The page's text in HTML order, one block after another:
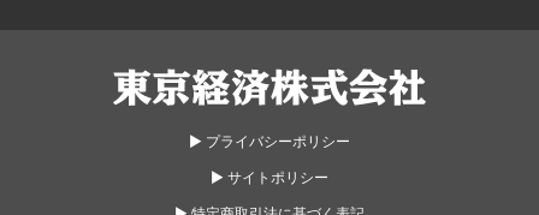
▶︎ プライバシーポリシー
▶︎ サイトポリシー